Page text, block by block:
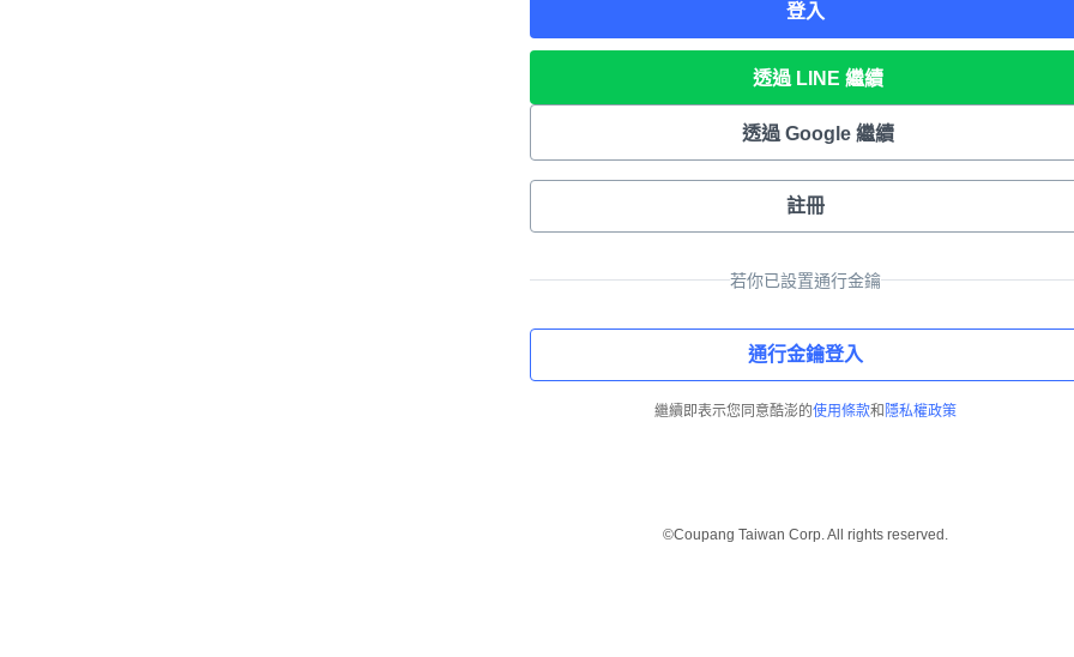
登入
透過 LINE 繼續
透過 Google 繼續
註冊
若你已設置通行金鑰
通行金鑰登入
繼續即表示您同意酷澎的使用條款和 隱私權政策
©Coupang Taiwan Corp. All rights reserved.